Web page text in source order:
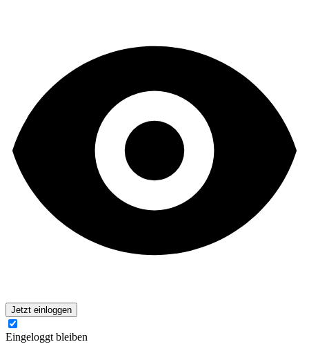
Jetzt einloggen
Eingeloggt bleiben